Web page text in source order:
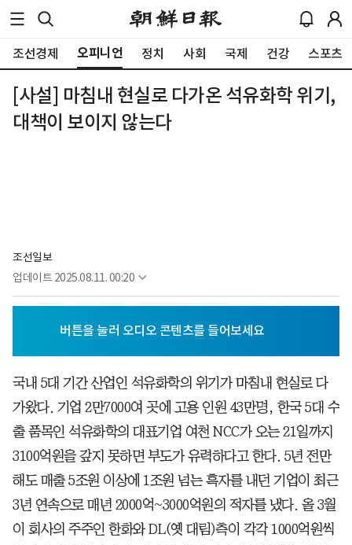
조선경제 오피니언 정치 사회 국제 건강 스포츠
[사설] 마침내 현실로 다가온 석유화학 위기,
대책이 보이지 않는다
조선일보
업데이트 2025.08.11. 00:20
국내 5대 기간 산업인 석유화학의 위기가 마침내 현실로 다
가왔다. 기업 2만7000여 곳에 고용 인원 43만명, 한국 5대 수
출 품목인 석유화학의 대표기업 여천 NCC가 오는 21일까지
3100억원을 갚지 못하면 부도가 유력하다고 한다. 5년 전만
해도 매출 5조원 이상에 1조원 넘는 흑자를 내던 기업이 최근
3년 연속으로 매년 2000억~3000억원의 적자를 냈다. 올 3월
이 회사의 주주인 한화와 DL(옛 대림)측이 각각 1000억원씩